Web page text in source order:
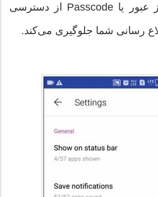
فعال کنید. قابلیت رمز عبور یا Passcode از دسترسی
رسانی شما جلوگیری می‌کند.